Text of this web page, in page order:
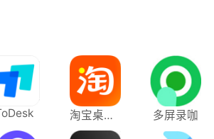
淘宝桌面版 多屏录咖